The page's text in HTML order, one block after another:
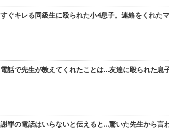
すぐキレる同級生に殴られた小4息子。連絡をくれた
電話で先生が教えてくれたことは…友達に殴られた
謝罪の電話はいらないと伝えると…驚いた先生から